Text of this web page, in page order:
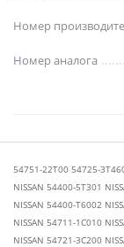
Номер
Номер аналога
54751-22T00 54725-
NISSAN 54400-5T301
NISSAN 54400-T6002
NISSAN 54711-1C010
NISSAN 54721-3C200